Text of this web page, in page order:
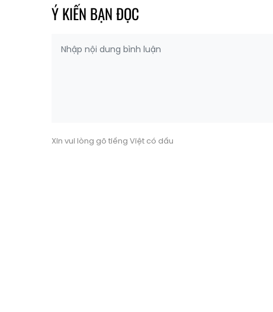
Ý KIẾN BẠN ĐỌC
Xin vui lòng gõ tiếng Việt có dấu